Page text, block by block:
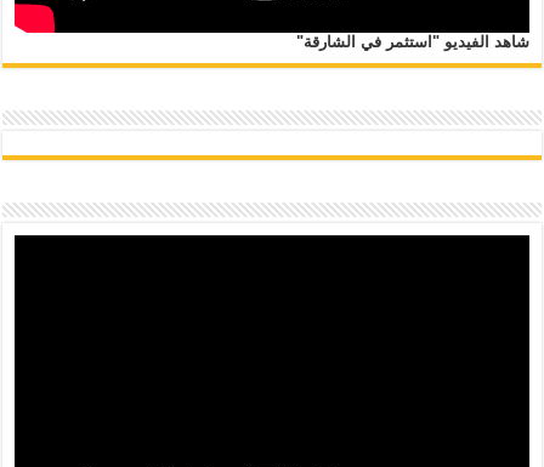
شاهد الفيديو "استثمر في الشارقة"